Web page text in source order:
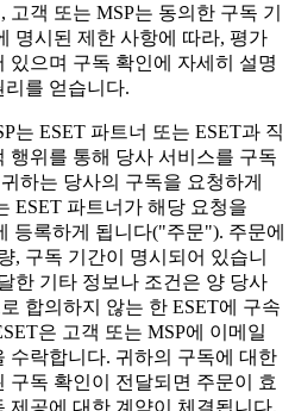
객 또는 MSP는 동의한 구독 기
명시된 제한 사항에 따라, 평가
있으며 구독 확인에 자세히 설명
를 얻습니다.
는 ESET 파트너 또는 ESET과 직
행위를 통해 당사 서비스를 구독
하는 당사의 구독을 요청하게
ESET 파트너가 해당 요청을
등록하게 됩니다("주문"). 주문에
, 구독 기간이 명시되어 있습니
한 기타 정보나 조건은 양 당사
합의하지 않는 한 ESET에 구속
은 고객 또는 MSP에 이메일
수락합니다. 귀하의 구독에 대한
구독 확인이 전달되면 주문이 효